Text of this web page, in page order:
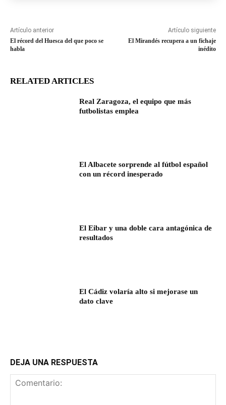
Artículo anterior
El récord del Huesca del que poco se
habla
Artículo siguiente
El Mirandés recupera a un fichaje
inédito
RELATED ARTICLES
Real Zaragoza, el equipo que más
futbolistas emplea
El Albacete sorprende al fútbol español
con un récord inesperado
El Eibar y una doble cara antagónica de
resultados
El Cádiz volaría alto si mejorase un
dato clave
DEJA UNA RESPUESTA